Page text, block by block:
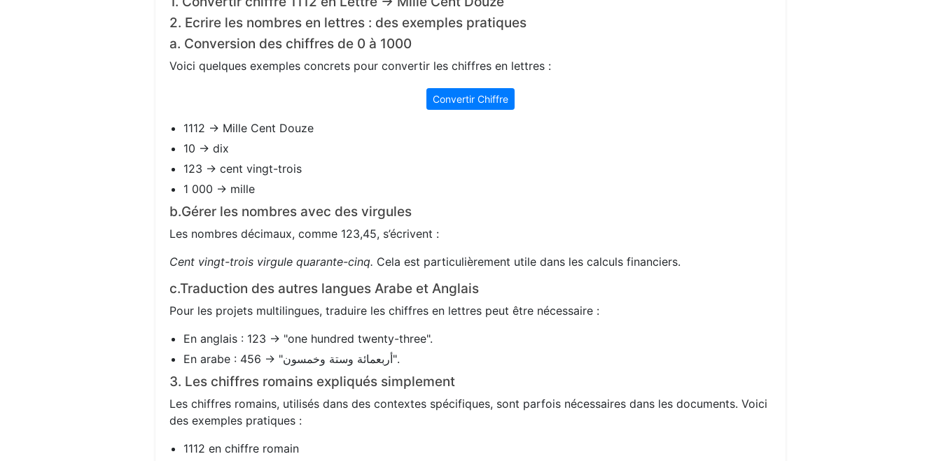
2. Ecrire les nombres en lettres : des exemples pratiques
a. Conversion des chiffres de 0 à 1000
Voici quelques exemples concrets pour convertir les chiffres en lettres :
Convertir Chiffre
1112 → Mille Cent Douze
10 → dix
123 → cent vingt-trois
1 000 → mille
b.Gérer les nombres avec des virgules
Les nombres décimaux, comme 123,45, s’écrivent :
Cent vingt-trois virgule quarante-cinq. Cela est particulièrement utile dans les calculs financiers.
c.Traduction des autres langues Arabe et Anglais
Pour les projets multilingues, traduire les chiffres en lettres peut être nécessaire :
En anglais : 123 → "one hundred twenty-three".
En arabe : 456 → "أربعمائة وستة وخمسون".
3. Les chiffres romains expliqués simplement
Les chiffres romains, utilisés dans des contextes spécifiques, sont parfois nécessaires dans les documents. Voici
des exemples pratiques :
1112 en chiffre romain